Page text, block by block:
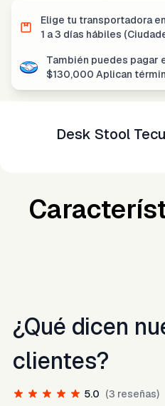
Elige tu transportadora
1 a 3 días hábiles
También puedes pagar
$130,000 Aplican
Desk Stool Tecu
¿Qué dicen
clientes?
5.0 (3 reseñas)